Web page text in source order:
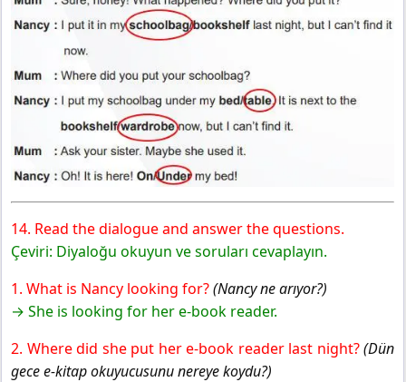
14. Read the dialogue and answer the questions.
Çeviri: Diyaloğu okuyun ve soruları cevaplayın.
1. What is Nancy looking for?(Nancy ne arıyor?)
→ She is looking for her e-book reader.
2. Where did she put her e-book reader last night?(Dün
gece e-kitap okuyucusunu nereye koydu?)